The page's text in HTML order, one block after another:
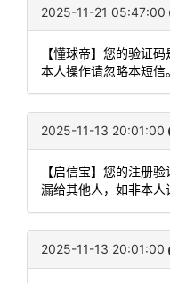
2025-11-21 05:47:00
【懂球帝】您的验证
本人操作请忽略本短信。
2025-11-13 20:01:00
【启信宝】您的注册
漏给其他人，如非本人
2025-11-13 20:01:00